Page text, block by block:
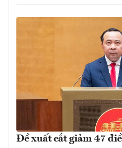
Đề xuất cắt giảm 47